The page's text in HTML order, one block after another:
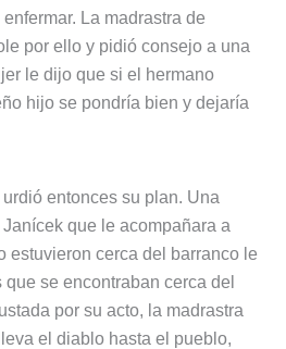
La madrastra de
por ello y pidió consejo a una
le dijo que si el hermano
hijo se pondría bien y dejaría
entonces su plan. Una
que le acompañara a
estuvieron cerca del barranco le
se encontraban cerca del
por su acto, la madrastra
el diablo hasta el pueblo,